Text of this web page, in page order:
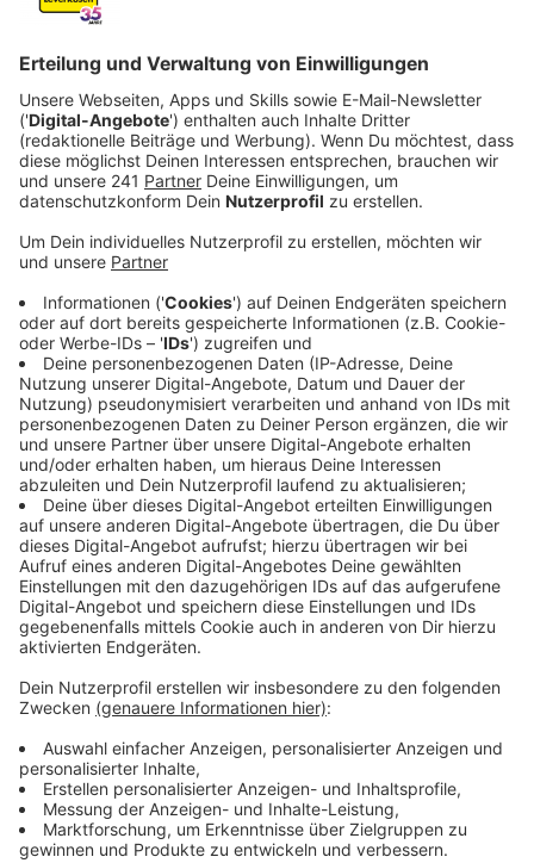
Die Gaststätten veranstalten damit ein gemütliches
„Candle-Light-Dinner“ für die Gäste. Angestoßen
wurde die Aktion vom NaturGut Ophoven –
Stunde gerade in den Restaurants einige überraschen
"Also ich denke, dass viele Menschen in die
Restaurants kommen, weil sie natürlich auch
einen Beitrag leisten wollen zu dieser
symbolischen Sache. Aber andere stolpern
wahrscheinlich ins Restaurant, wissen noch
nichts darüber und wenn dann das Licht ausgeht,
werden sie dadurch aufgeklärt."
Auch Hagen Norhausen von der gleichnamigen
Gaststätte in Rheindorf hat schon öfter bei dem
Projekt mitgemacht:
"Wenn Sie im Endeffekt bei Kerzenschein
arbeiten, ist das schon grundsätzlich etwas
Besonderes und manchmal auch eine
Herausforderung. Aber die Gäste finden es
einfach toll. Gut finden wir, dass wir da für die
Nachhaltigkeit auch was tun können und die in